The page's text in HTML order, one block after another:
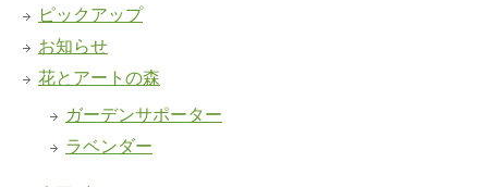
ピックアップ
お知らせ
花とアートの森
ガーデンサポーター
ラベンダー